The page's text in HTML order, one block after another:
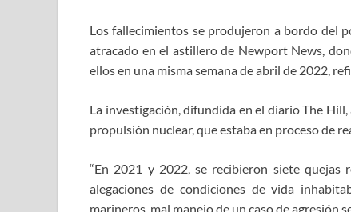
Los fallecimientos se produjeron a bordo del
atracado en el astillero de Newport News,
ellos en una misma semana de abril de 2022,
La investigación, difundida en el diario The
propulsión nuclear, que estaba en proceso de
“En 2021 y 2022, se recibieron siete quejas
alegaciones de condiciones de vida
marineros, mal manejo de un caso de agresión